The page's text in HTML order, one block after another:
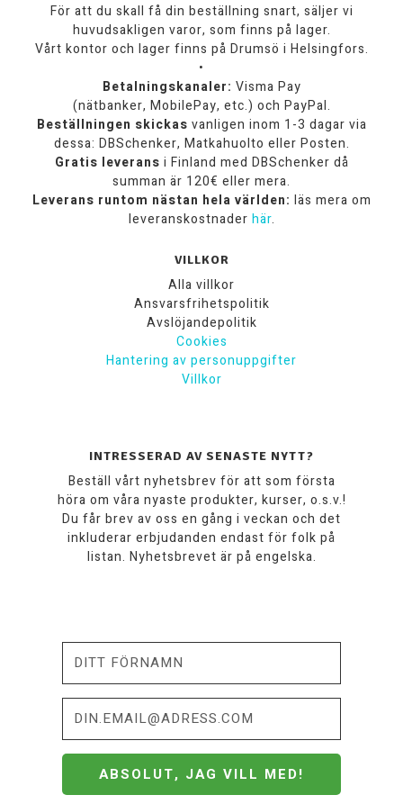
För att du skall få din beställning snart, säljer vi
huvudsakligen varor, som finns på lager.
Vårt kontor och lager finns på Drumsö i Helsingfors.
•
Betalningskanaler: Visma Pay
(nätbanker, MobilePay, etc.) och PayPal.
Beställningen skickas vanligen inom 1-3 dagar via
dessa: DBSchenker, Matkahuolto eller Posten.
Gratis leverans i Finland med DBSchenker då
summan är 120€ eller mera.
Leverans runtom nästan hela världen: läs mera om
leveranskostnader här.
VILLKOR
Alla villkor
Ansvarsfrihetspolitik
Avslöjandepolitik
Cookies
Hantering av personuppgifter
Villkor
INTRESSERAD AV SENASTE NYTT?
Beställ vårt nyhetsbrev för att som första
höra om våra nyaste produkter, kurser, o.s.v.!
Du får brev av oss en gång i veckan och det
inkluderar erbjudanden endast för folk på
listan. Nyhetsbrevet är på engelska.
ABSOLUT, JAG VILL MED!